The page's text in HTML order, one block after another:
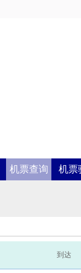
机票查询 机票
到达